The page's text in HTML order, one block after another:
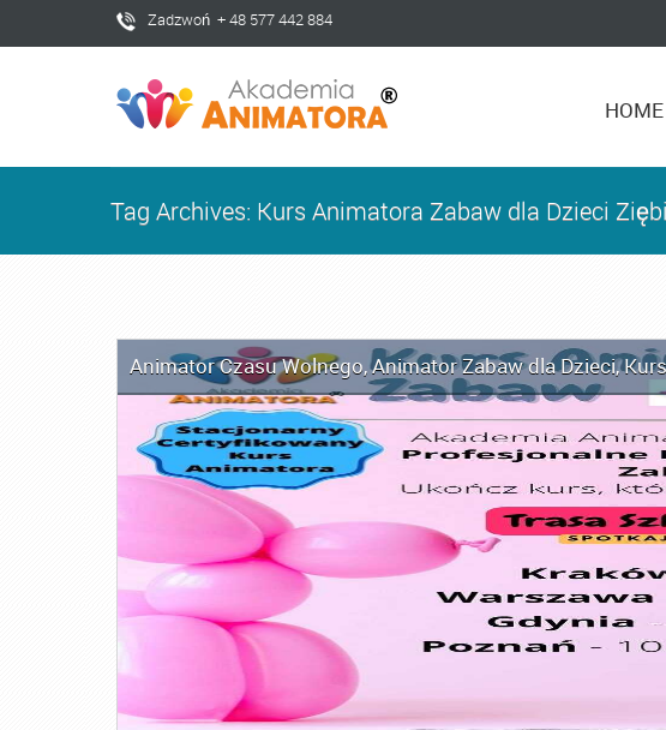
Zadzwoń + 48 577 442 884
HOME
Tag Archives: Kurs Animatora Zabaw dla Dzieci
Animator Czasu Wolnego,Animator Zabaw dla Dzieci,